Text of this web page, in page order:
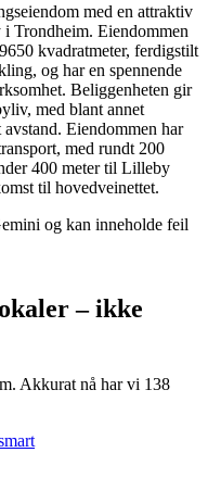
med en attraktiv
Trondheim. Eiendommen
kvadratmeter, ferdigstilt
og har en spennende
Beliggenheten gir
med blant annet
Eiendommen har
med rundt 200
400 meter til Lilleby
til hovedveinettet.
og kan inneholde feil
– ikke
. Akkurat nå har vi 138